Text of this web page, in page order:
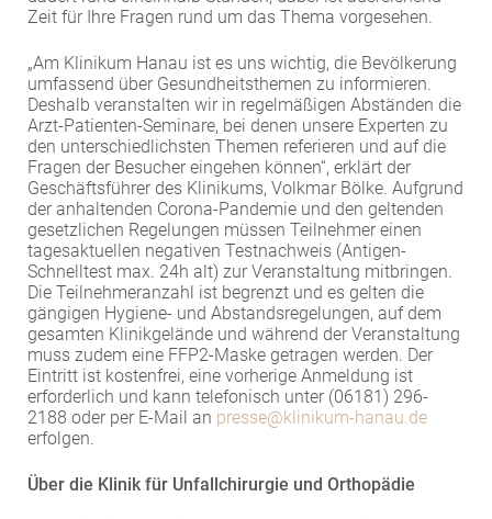
Zeit für Ihre Fragen rund um das Thema vorgesehen.
„Am Klinikum Hanau ist es uns wichtig, die Bevölkerung
umfassend über Gesundheitsthemen zu informieren.
Deshalb veranstalten wir in regelmäßigen Abständen die
Arzt-Patienten-Seminare, bei denen unsere Experten zu
den unterschiedlichsten Themen referieren und auf die
Fragen der Besucher eingehen können“, erklärt der
Geschäftsführer des Klinikums, Volkmar Bölke. Aufgrund
der anhaltenden Corona-Pandemie und den geltenden
gesetzlichen Regelungen müssen Teilnehmer einen
tagesaktuellen negativen Testnachweis (Antigen-
Schnelltest max. 24h alt) zur Veranstaltung mitbringen.
Die Teilnehmeranzahl ist begrenzt und es gelten die
gängigen Hygiene- und Abstandsregelungen, auf dem
gesamten Klinikgelände und während der Veranstaltung
muss zudem eine FFP2-Maske getragen werden. Der
Eintritt ist kostenfrei, eine vorherige Anmeldung ist
erforderlich und kann telefonisch unter (06181) 296-
2188 oder per E-Mail an presse@klinikum-hanau.de
erfolgen.
Über die Klinik für Unfallchirurgie und Orthopädie
1 Jahr
EXTERNE MEDIEN
Um Inhalte von Videoplattformen und Social Media
Plattformen anzeigen zu können, werden von
diesen externen Medien Cookies gesetzt.
YouTube
Vimeo